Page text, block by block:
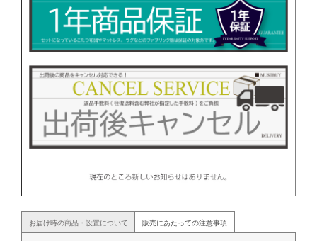
お届け時の商品・設置について 販売にあたっての注意事項